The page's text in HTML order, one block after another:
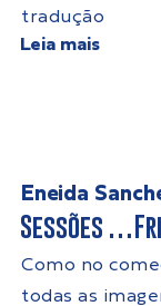
tradução
Leia mais
Eneida
Sessões
Como no
todas as